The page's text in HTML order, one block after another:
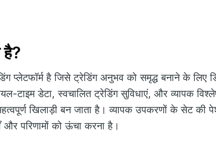
प्लेटफॉर्म है जिसे ट्रेडिंग अनुभव को समृद्ध बनाने के लिए
टाइम डेटा, स्वचालित ट्रेडिंग सुविधाएं, और व्यापक
खिलाड़ी बन जाता है। व्यापक उपकरणों के सेट
और परिणामों को ऊंचा करना है।